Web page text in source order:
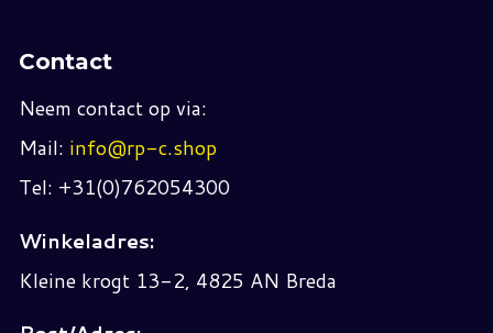
Contact
Neem contact op via:
Mail: info@rp-c.shop
Tel: +31(0)762054300
Winkeladres:
Kleine krogt 13-2, 4825 AN Breda